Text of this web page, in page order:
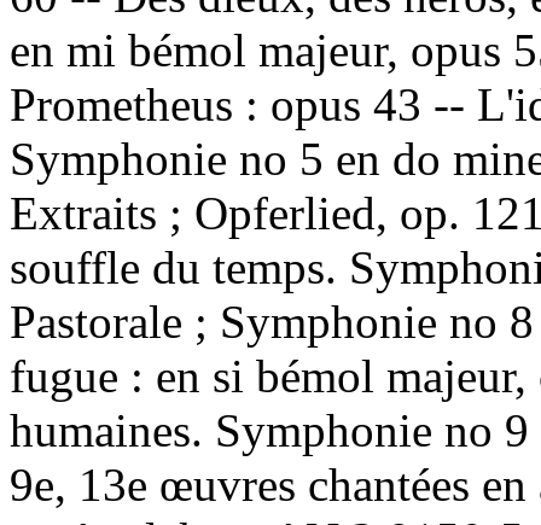
en mi bémol majeur, opus
Prometheus : opus 43 --
Symphonie no 5 en do
Extraits ; Opferlied, op.
souffle du temps.
Pastorale ; Symphonie no
fugue : en si bémol
humaines. Symphonie no
9e, 13e œuvres chantées